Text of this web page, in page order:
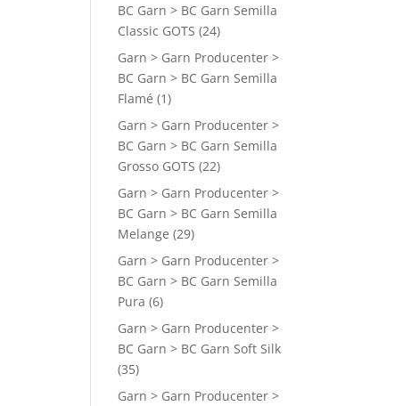
BC Garn > BC Garn Semilla
Classic GOTS (24)
Garn > Garn Producenter >
BC Garn > BC Garn Semilla
Flamé (1)
Garn > Garn Producenter >
BC Garn > BC Garn Semilla
Grosso GOTS (22)
Garn > Garn Producenter >
BC Garn > BC Garn Semilla
Melange (29)
Garn > Garn Producenter >
BC Garn > BC Garn Semilla
Pura (6)
Garn > Garn Producenter >
BC Garn > BC Garn Soft Silk
(35)
Garn > Garn Producenter >